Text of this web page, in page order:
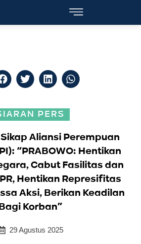
PERS
Aliansi Perempuan
“PRABOWO: Hentikan
Cabut Fasilitas dan
Hentikan Represifitas
Aksi, Berikan Keadilan
Korban”
29 Agustus 2025